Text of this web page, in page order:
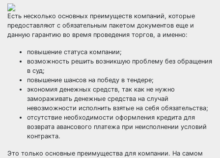
Есть несколько основных преимуществ компаний, которые
предоставляют с обязательным пакетом документов еще и
данную гарантию во время проведения торгов, а именно:
повышение статуса компании;
возможность решить возникшую проблему без обращения
в суд;
повышение шансов на победу в тендере;
экономия денежных средств, так как не нужно
замораживать денежные средства на случай
невозможности исполнить взятые на себя обязательства;
отсутствие необходимости оформления кредита для
возврата авансового платежа при неисполнении условий
контракта.
Это только основные преимущества для компании. На самом